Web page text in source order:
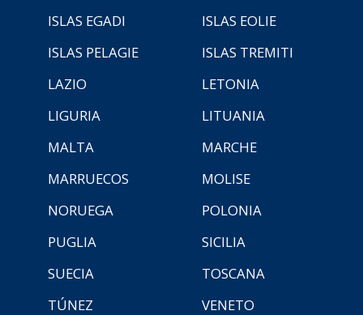
ISLAS EGADI
ISLAS EOLIE
ISLAS PELAGIE
ISLAS TREMITI
LAZIO
LETONIA
LIGURIA
LITUANIA
MALTA
MARCHE
MARRUECOS
MOLISE
NORUEGA
POLONIA
PUGLIA
SICILIA
SUECIA
TOSCANA
TÚNEZ
VENETO